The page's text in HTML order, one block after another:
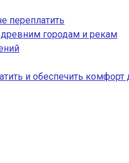
переплатить
городам и рекам
и обеспечить комфорт